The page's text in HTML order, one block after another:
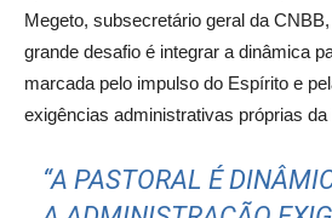
Megeto, subsecretário geral da
grande desafio é integrar a dinâmica
marcada pelo impulso do Espírito e
exigências administrativas próprias da
“A PASTORAL É